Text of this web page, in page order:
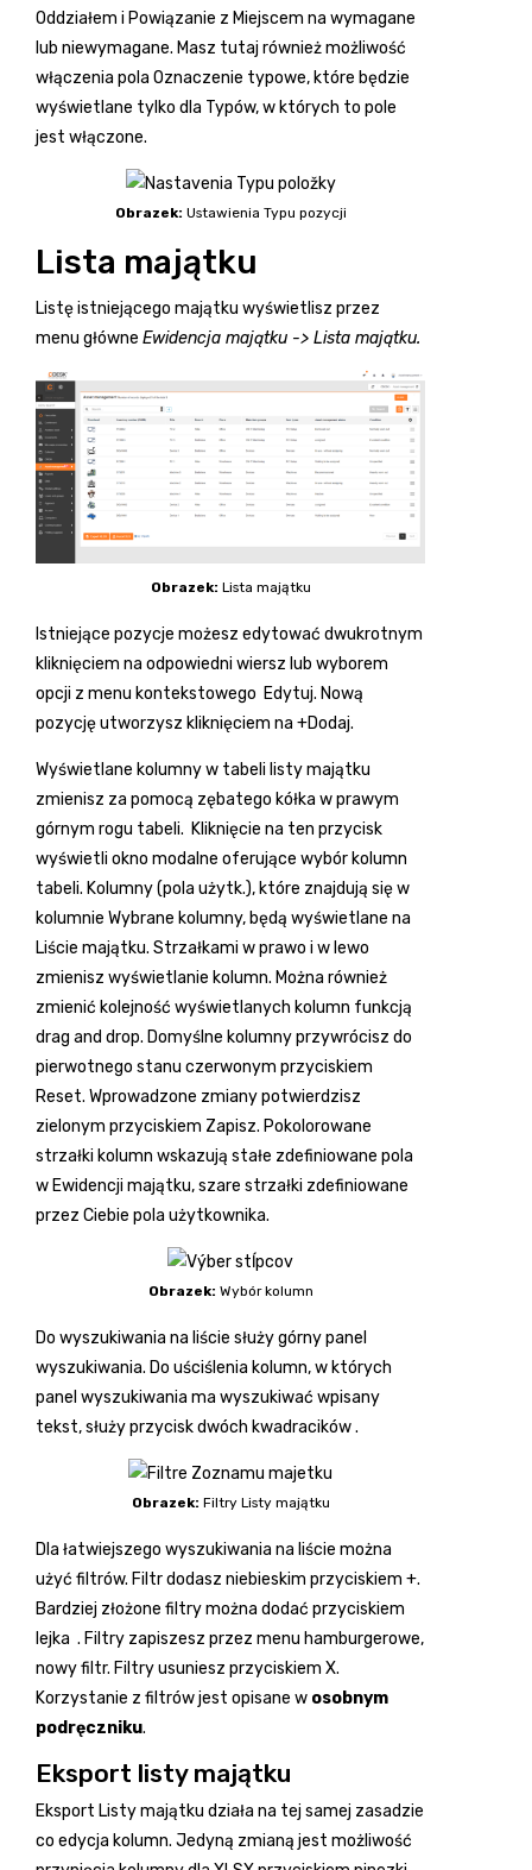
Oddziałem i Powiązanie z Miejscem na wymagane
lub niewymagane. Masz tutaj również możliwość
włączenia pola Oznaczenie typowe, które będzie
wyświetlane tylko dla Typów, w których to pole
jest włączone.
Obrazek: Ustawienia Typu pozycji
Lista majątku
Listę istniejącego majątku wyświetlisz przez
menu główne Ewidencja majątku -> Lista majątku.
Obrazek: Lista majątku
Istniejące pozycje możesz edytować dwukrotnym
kliknięciem na odpowiedni wiersz lub wyborem
opcji z menu kontekstowego Edytuj. Nową
pozycję utworzysz kliknięciem na +Dodaj.
Wyświetlane kolumny w tabeli listy majątku
zmienisz za pomocą zębatego kółka w prawym
górnym rogu tabeli. Kliknięcie na ten przycisk
wyświetli okno modalne oferujące wybór kolumn
tabeli. Kolumny (pola użytk.), które znajdują się w
kolumnie Wybrane kolumny, będą wyświetlane na
Liście majątku. Strzałkami w prawo i w lewo
zmienisz wyświetlanie kolumn. Można również
zmienić kolejność wyświetlanych kolumn funkcją
drag and drop. Domyślne kolumny przywrócisz do
pierwotnego stanu czerwonym przyciskiem
Reset. Wprowadzone zmiany potwierdzisz
zielonym przyciskiem Zapisz. Pokolorowane
strzałki kolumn wskazują stałe zdefiniowane pola
w Ewidencji majątku, szare strzałki zdefiniowane
przez Ciebie pola użytkownika.
Obrazek: Wybór kolumn
Do wyszukiwania na liście służy górny panel
wyszukiwania. Do uściślenia kolumn, w których
panel wyszukiwania ma wyszukiwać wpisany
tekst, służy przycisk dwóch kwadracików.
Obrazek: Filtry Listy majątku
Dla łatwiejszego wyszukiwania na liście można
użyć filtrów. Filtr dodasz niebieskim przyciskiem +.
Bardziej złożone filtry można dodać przyciskiem
lejka . Filtry zapiszesz przez menu hamburgerowe,
nowy filtr. Filtry usuniesz przyciskiem X.
Korzystanie z filtrów jest opisane w osobnym
podręczniku.
Eksport listy majątku
Eksport Listy majątku działa na tej samej zasadzie
co edycja kolumn. Jedyną zmianą jest możliwość